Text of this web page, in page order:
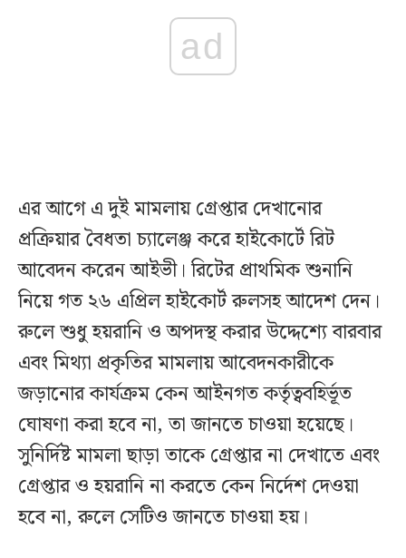
ad
এর আগে এ দুই মামলায় গ্রেপ্তার দেখানোর
প্রক্রিয়ার বৈধতা চ্যালেঞ্জ করে হাইকোর্টে রিট
আবেদন করেন আইভী। রিটের প্রাথমিক শুনানি
নিয়ে গত ২৬ এপ্রিল হাইকোর্ট রুলসহ আদেশ দেন।
রুলে শুধু হয়রানি ও অপদস্থ করার উদ্দেশ্যে বারবার
এবং মিথ্যা প্রকৃতির মামলায় আবেদনকারীকে
জড়ানোর কার্যক্রম কেন আইনগত কর্তৃত্ববহির্ভূত
ঘোষণা করা হবে না, তা জানতে চাওয়া হয়েছে।
সুনির্দিষ্ট মামলা ছাড়া তাকে গ্রেপ্তার না দেখাতে এবং
গ্রেপ্তার ও হয়রানি না করতে কেন নির্দেশ দেওয়া
হবে না, রুলে সেটিও জানতে চাওয়া হয়।